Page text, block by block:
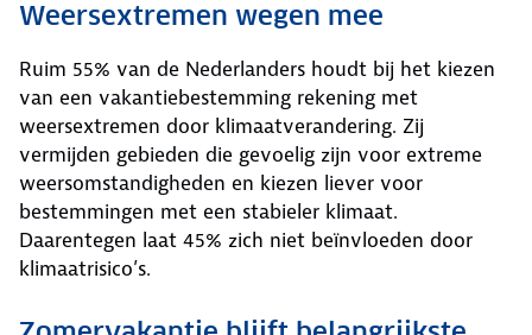
Weersextremen wegen mee
Ruim 55% van de Nederlanders houdt bij het kiezen
van een vakantiebestemming rekening met
weersextremen door klimaatverandering. Zij
vermijden gebieden die gevoelig zijn voor extreme
weersomstandigheden en kiezen liever voor
bestemmingen met een stabieler klimaat.
Daarentegen laat 45% zich niet beïnvloeden door
klimaatrisico’s.